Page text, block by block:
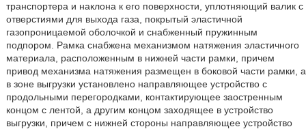
транспортера и наклона к его поверхности, уплотняющий валик с
отверстиями для выхода газа, покрытый эластичной
газопроницаемой оболочкой и снабженный пружинным
подпором. Рамка снабжена механизмом натяжения эластичного
материала, расположенным в нижней части рамки, причем
привод механизма натяжения размещен в боковой части рамки, а
в зоне выгрузки установлено направляющее устройство с
продольными перегородками, контактирующее заостренным
концом с лентой, а другим концом заходящее в устройство
выгрузки, причем с нижней стороны направляющее устройство